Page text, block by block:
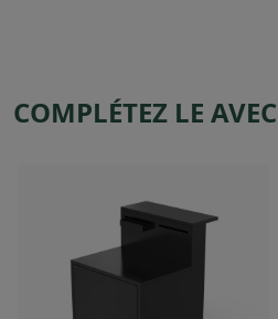
COMPLÉTEZ LE AVEC